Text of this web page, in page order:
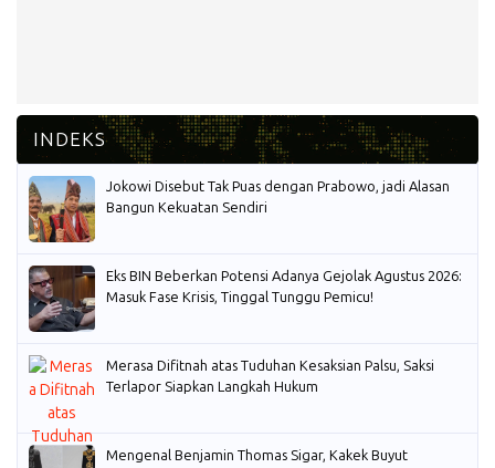
Jokowi Disebut Tak Puas dengan Prabowo, jadi Alasan
Bangun Kekuatan Sendiri
Eks BIN Beberkan Potensi Adanya Gejolak Agustus 2026:
Masuk Fase Krisis, Tinggal Tunggu Pemicu!
Merasa Difitnah atas Tuduhan Kesaksian Palsu, Saksi
Terlapor Siapkan Langkah Hukum
Mengenal Benjamin Thomas Sigar, Kakek Buyut